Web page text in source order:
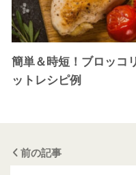
簡単＆時短！ブロッコ
ットレシピ例
前の記事